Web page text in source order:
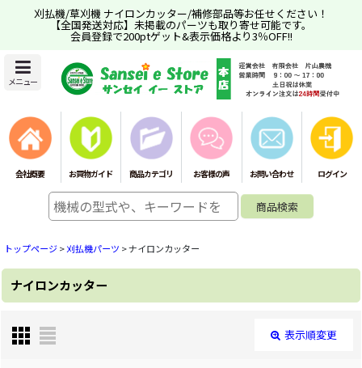
刈払機/草刈機 ナイロンカッター/補修部品等お任せください！
【全国発送対応】未掲載のパーツも取り寄せ可能です。
会員登録で200ptゲット&表示価格より3％OFF!!
メニュー
会社概要 お買物ガイド 商品カテゴリ お客様の声 お問い合わせ ログイン
トップページ>刈払機パーツ >ナイロンカッター
ナイロンカッター
表示順変更